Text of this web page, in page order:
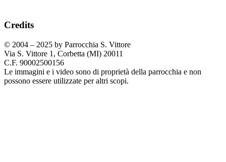
Credits
© 2004 – 2025 by Parrocchia S. Vittore
Via S. Vittore 1, Corbetta (MI) 20011
C.F. 90002500156
Le immagini e i video sono di proprietà della parrocchia e non
possono essere utilizzate per altri scopi.